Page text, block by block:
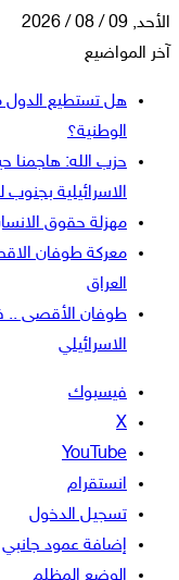
الأحد, 09 / 08 / 2026
آخر المواضيع
هل تستطيع الدول
الوطنية؟
حزب الله: هاجمنا
الاسرائيلية بجنوب
مهزلة حقوق
معركة طوفان
العراق
طوفان الأقصى ..
الاسرائيلي
فيسبوك
‫X
‫YouTube
انستقرام
تسجيل الدخول
إضافة عمود جانبي